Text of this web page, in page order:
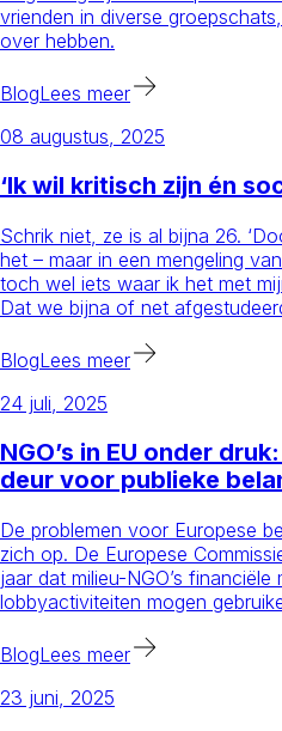
vrienden in diverse
over hebben.
BlogLees meer
08 augustus, 2025
‘Ik wil kritisch zijn én
Schrik niet, ze is al bijna 26.
het – maar in een mengeling
toch wel iets waar ik het met
Dat we bijna of net
BlogLees meer
24 juli, 2025
NGO’s in EU onder
deur voor publieke
De problemen voor Europese
zich op. De Europese
jaar dat milieu-NGO’s
lobbyactiviteiten mogen
BlogLees meer
23 juni, 2025